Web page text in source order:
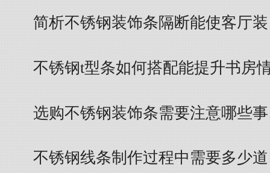
简析不锈钢装饰条隔断能使客厅
不锈钢t型条如何搭配能提升书房
选购不锈钢装饰条需要注意哪些
不锈钢线条制作过程中需要多少